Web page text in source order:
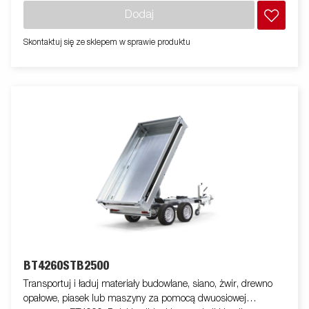
co ułatwia obsługę. Niska wysokość załadunku ułatwia
bez względu na to, co transportujesz. Standardowe
każdy o zatwierdzonym obciążeniu 500 kg, zapewniających
bezpieczne i stabilne zakotwiczenie ładunku. Dostosuj
przyczepę do swoich potrzeb za pomocą bramy siatkowej, klap
przedłużających, baldachimu lub innych akcesoriów z naszej
szerokiej oferty - wspólnych z serią 4000. Przyczepa na zdjęciu
może mieć dodatkowe wyposażenie.
Dodaj
Skontaktuj się ze sklepem w sprawie produktu
BT4260STB2500
Transportuj i ładuj materiały budowlane, siano, żwir, drewno
opałowe, piasek lub maszyny za pomocą dwuosiowej